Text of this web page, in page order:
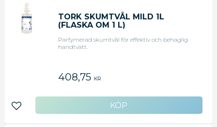
TORK SKUMTVÅL MILD 1L
(FLASKA OM 1 L)
Parfymerad skumtvål för effektiv och behaglig
handtvätt.
408,75 KR
Lägg till i favoriter